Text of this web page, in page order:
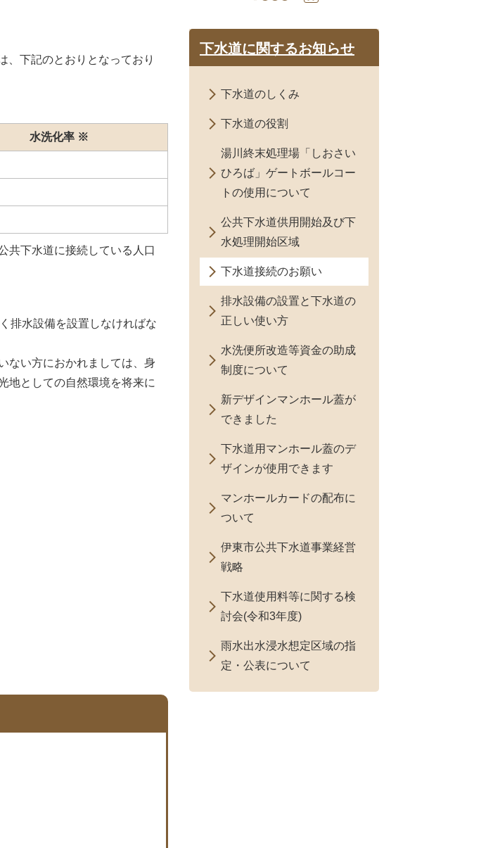
、下記のとおりとなっており
水洗化率 ※
共下水道に接続している人口
排水設備を設置しなければな
ない方におかれましては、身
地としての自然環境を将来に
ド
ド
下水道に関するお知らせ
下水道のしくみ
下水道の役割
湯川終末処理場「しおさい
ひろば」ゲートボールコー
トの使用について
公共下水道供用開始及び下
水処理開始区域
下水道接続のお願い
排水設備の設置と下水道の
正しい使い方
水洗便所改造等資金の助成
制度について
新デザインマンホール蓋が
できました
下水道用マンホール蓋のデ
ザインが使用できます
マンホールカードの配布に
ついて
伊東市公共下水道事業経営
戦略
下水道使用料等に関する検
討会(令和3年度)
雨水出水浸水想定区域の指
定・公表について